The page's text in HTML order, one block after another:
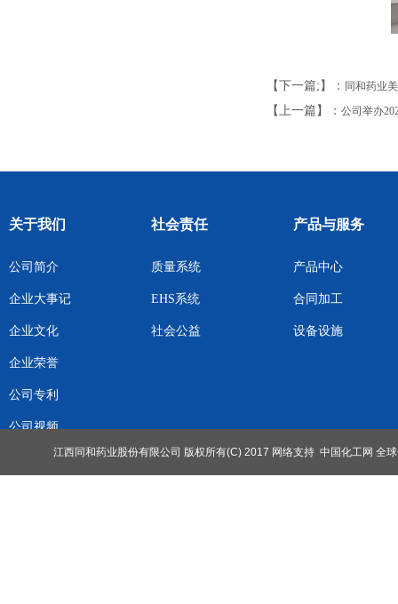
【下一篇;】： 同和药业
【上一篇】： 公司举办
关于我们
公司简介
企业大事记
企业文化
企业荣誉
公司专利
公司视频
社会责任
质量系统
EHS系统
社会公益
产品与服务
产品中心
合同加工
设备设施
江西同和药业股份有限公司 版权所有(C) 2017 网络支持 中国化工网 全